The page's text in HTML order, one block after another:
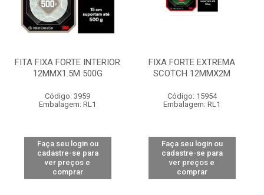
FITA FIXA FORTE INTERIOR
12MMX1.5M 500G
Código: 3959
Embalagem: RL1
Faça seu login ou
cadastre-se para
ver preços e
comprar
FIXA FORTE EXTREMA
SCOTCH 12MMX2M
Código: 15954
Embalagem: RL1
Faça seu login ou
cadastre-se para
ver preços e
comprar